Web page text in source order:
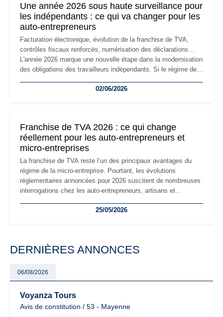
Une année 2026 sous haute surveillance pour
les indépendants : ce qui va changer pour les
auto-entrepreneurs
Facturation électronique, évolution de la franchise de TVA,
contrôles fiscaux renforcés, numérisation des déclarations…
L'année 2026 marque une nouvelle étape dans la modernisation
des obligations des travailleurs indépendants. Si le régime de
les auto-entrepreneurs devront s'adapter à un environnement
02/06/2026
Franchise de TVA 2026 : ce qui change
réellement pour les auto-entrepreneurs et
micro-entreprises
La franchise de TVA reste l’un des principaux avantages du
régime de la micro-entreprise. Pourtant, les évolutions
réglementaires annoncées pour 2026 suscitent de nombreuses
interrogations chez les auto-entrepreneurs, artisans et
facturation ou risque de bascule vers la TVA : les règles
25/05/2026
DERNIÈRES ANNONCES
06/08/2026
Voyanza Tours
Avis de constitution / 53 - Mayenne